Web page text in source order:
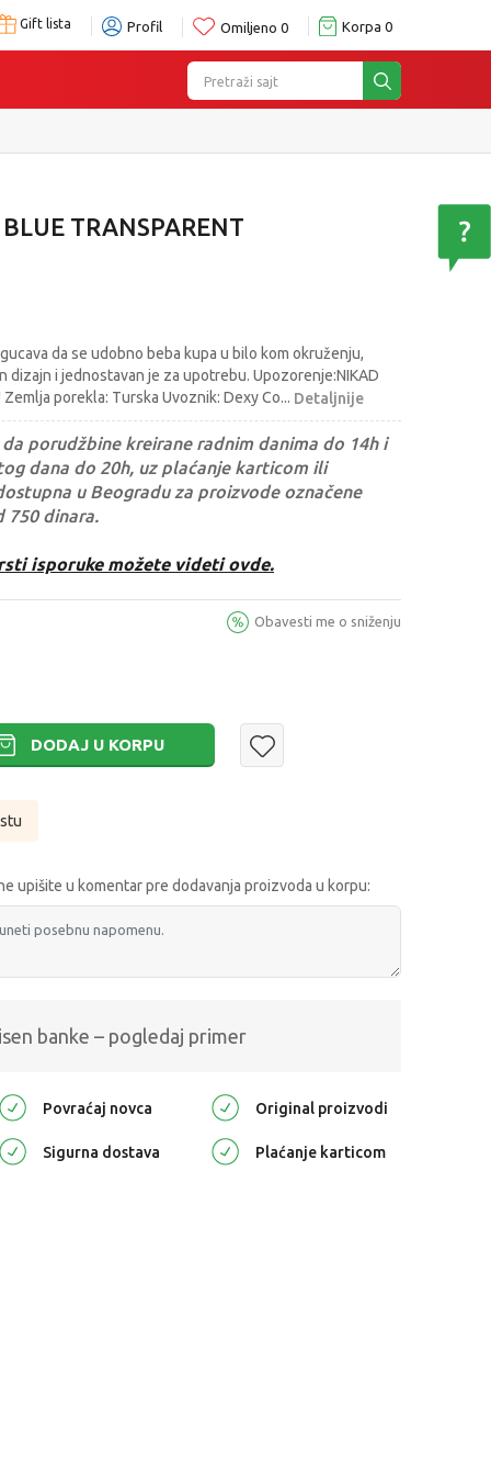
Gift lista Profil Omiljeno 0 Korpa 0
Pretraži sajt
TRANSPARENT
da se udobno beba kupa u bilo kom okruženju,
dizajn i jednostavan je za upotrebu. Upozorenje:NIKAD
Zemlja porekla: Turska Uvoznik: Dexy Co... Detaljnije
porudžbine kreirane radnim danima do 14h i
dana do 20h, uz plaćanje karticom ili
u Beogradu za proizvode označene
750 dinara.
isporuke možete videti ovde.
Obavesti me o sniženju
DODAJ U KORPU
upišite u komentar pre dodavanja proizvoda u korpu:
banke – pogledaj primer
Povraćaj novca Original proizvodi
Sigurna dostava Plaćanje karticom